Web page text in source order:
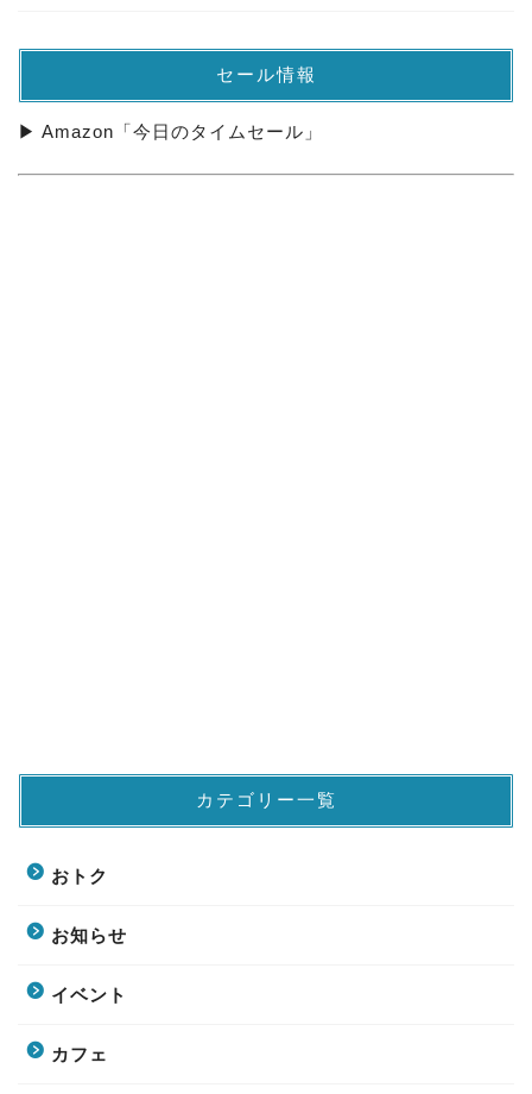
セール情報
▶ Amazon「今日のタイムセール」
カテゴリー一覧
おトク
お知らせ
イベント
カフェ